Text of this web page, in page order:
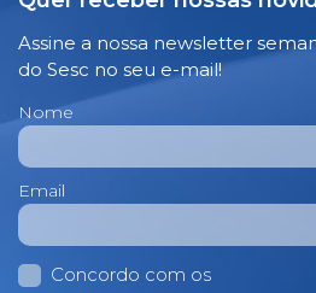
Assine a nossa newsletter
do Sesc no seu e-mail!
Nome
Email
Concordo com os